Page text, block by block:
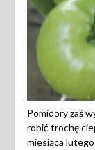
Pomidory zaś
robić trochę
miesiąca